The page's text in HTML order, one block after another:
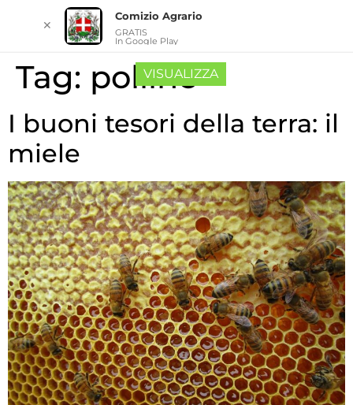
Tag: polline
I buoni tesori della terra: il
miele
✕
Comizio Agrario
GRATIS
In Google Play
VISUALIZZA